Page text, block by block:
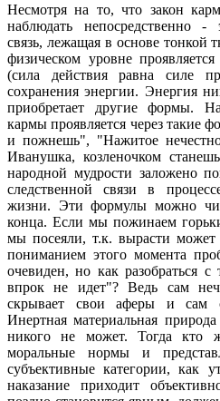
Несмотря на то, что закон
наблюдать непосредственно -
связь, лежащая в основе тонкой
физическом уровне
(сила действия равна силе
сохранения энергии. Энергия
приобретает другие формы.
кармы проявляется через такие
и пожнешь", "Нажитое
Иванушка, козленочком
народной мудрости заложено
следственной связи в
жизни. Эти формулы можно
конца. Если мы пожинаем
мы посеяли, т.к. вырасти
пониманием этого момента
очевиден, но как разобраться
впрок не идет"? Ведь сам
скрывает свои аферы и сам
Инертная материальная
никого не может. Тогда кто
моральные нормы и
субъективные категории, как
наказание приходит